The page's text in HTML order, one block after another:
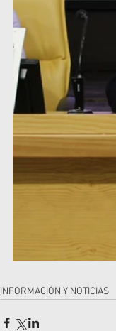
INFORMACIÓN Y NOTICIAS